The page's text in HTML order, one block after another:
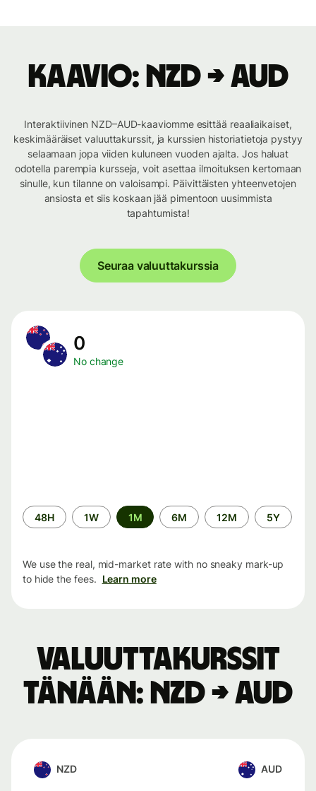
Kaavio: NZD → AUD
Interaktiivinen NZD–AUD-kaaviomme esittää reaaliaikaiset,
keskimääräiset valuuttakurssit, ja kurssien historiatietoja pystyy
selaamaan jopa viiden kuluneen vuoden ajalta. Jos haluat
odotella parempia kursseja, voit asettaa ilmoituksen kertomaan
sinulle, kun tilanne on valoisampi. Päivittäisten yhteenvetojen
ansiosta et siis koskaan jää pimentoon uusimmista
tapahtumista!
Seuraa valuuttakurssia
0
No change
Time
period
48H 1W 1M 6M 12M 5Y
We use the real, mid-market rate with no sneaky mark-up
to hide the fees. Learn more
Valuuttakurssit
tänään: NZD → AUD
NZD AUD